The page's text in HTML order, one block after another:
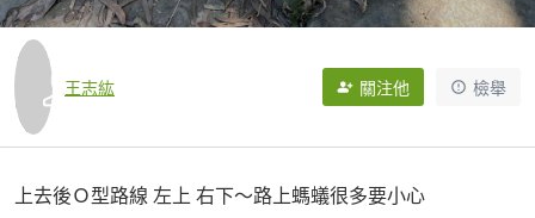
王志紘 關注他 檢舉
上去後Ｏ型路線 左上 右下～路上螞蟻很多要小心